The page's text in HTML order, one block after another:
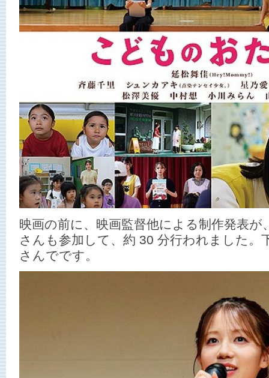
映画の前に、映画監督他による制作発表が
さんも参加して、約 30 分行われました。
さんでです。